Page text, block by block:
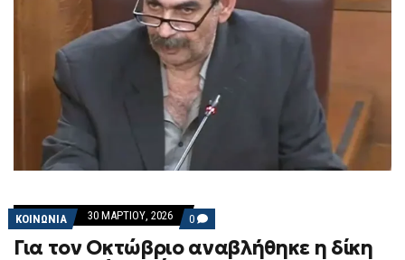
ΚΟΙΝΩΝΙΑ 30 ΜΑΡΤΊΟΥ, 2026 0 COMMENTS
ON
ΓΙΑ
Για τον Οκτώβριο αναβλήθηκε η δίκη